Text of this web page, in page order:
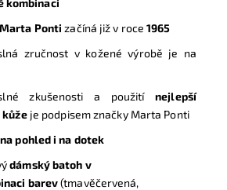
Ponti začíná již v roce1965
zručnost v kožené výrobě je na
zkušenosti a použitínejlepší
je podpisem značky Marta Ponti
pohled i na dotek
dámský batoh v
barev(tmavěčervená,